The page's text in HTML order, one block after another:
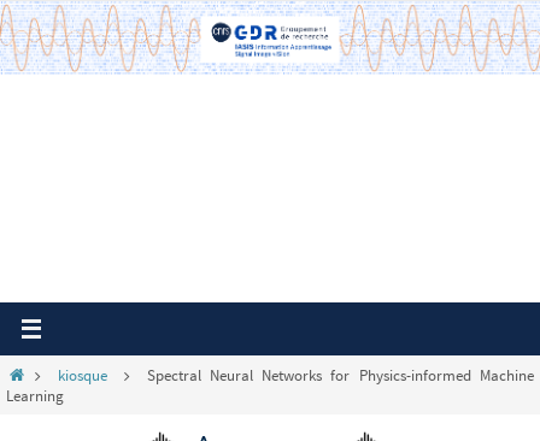
Passer
vers
le
Homekiosque
Spectral Neural Networks for Physics-informed Machine
Learning